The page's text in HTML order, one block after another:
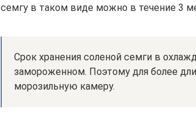
семгу в таком виде можно в течение 3
Срок хранения соленой семги в
замороженном. Поэтому для более
морозильную камеру.